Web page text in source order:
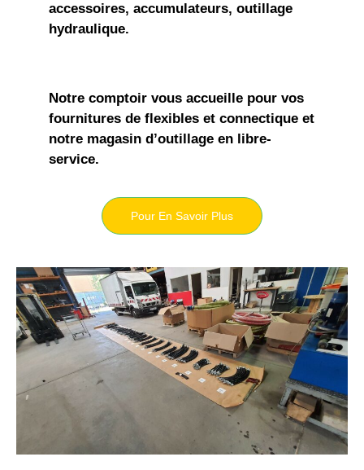
accessoires, accumulateurs, outillage
hydraulique.
Notre comptoir vous accueille pour vos
fournitures de flexibles et connectique et
notre magasin d’outillage en libre-
service.
Pour En Savoir Plus